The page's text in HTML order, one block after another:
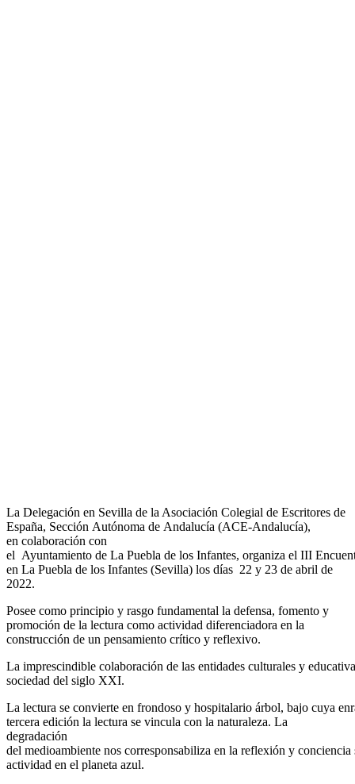
La Delegación en Sevilla de la Asociación Colegial de Escritores de
España, Sección Autónoma de Andalucía (ACE-Andalucía),
en colaboración con
el Ayuntamiento de La Puebla de los Infantes, organiza el III
en La Puebla de los Infantes (Sevilla) los días 22 y 23 de abril de
2022.
Posee como principio y rasgo fundamental la defensa, fomento y
promoción de la lectura como actividad diferenciadora en la
construcción de un pensamiento crítico y reflexivo.
La imprescindible colaboración de las entidades culturales y
sociedad del siglo XXI.
La lectura se convierte en frondoso y hospitalario árbol, bajo cuya
tercera edición la lectura se vincula con la naturaleza. La
degradación
del medioambiente nos corresponsabiliza en la reflexión y
actividad en el planeta azul.